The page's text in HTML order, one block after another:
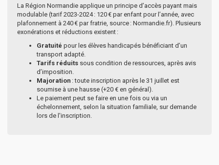
La Région Normandie applique un principe d’accès payant mais
modulable (tarif 2023-2024 : 120 € par enfant pour l’année, avec
plafonnement à 240 € par fratrie, source : Normandie.fr). Plusieurs
exonérations et réductions existent :
Gratuité pour les élèves handicapés bénéficiant d’un
transport adapté.
Tarifs réduits sous condition de ressources, après avis
d’imposition.
Majoration : toute inscription après le 31 juillet est
soumise à une hausse (+20 € en général).
Le paiement peut se faire en une fois ou via un
échelonnement, selon la situation familiale, sur demande
lors de l'inscription.